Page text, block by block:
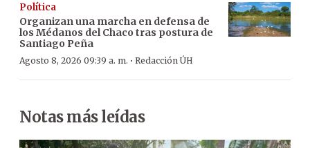
Política
Organizan una marcha en defensa de
los Médanos del Chaco tras postura de
Santiago Peña
Agosto 8, 2026 09:39 a. m. · Redacción ÚH
Notas más leídas